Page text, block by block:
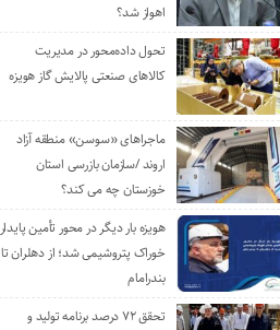
اهواز شد؟
تحول داده‌محور در مدیریت
کالاهای صنعتی پالایش گاز هویزه
ماجراهای «سوسن» منطقه آزاد
اروند /سازمان بازرسی استان
خوزستان چه می کند؟
هویزه بار دیگر در محور تأمین پایدار
خوراک پتروشیمی شد؛ از دهلران تا
بندرامام
تحقق ۷۲ درصد برنامه تولید و